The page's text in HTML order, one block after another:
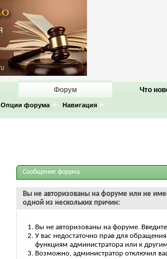
Форум
Опции форума Навигация
Что
Сообщение форума
Вы не авторизованы на форуме или не
одной из нескольких причин:
Вы не авторизованы на форуме.
У вас недостаточно прав для
функциям администратора или к
Возможно, администратор отключил